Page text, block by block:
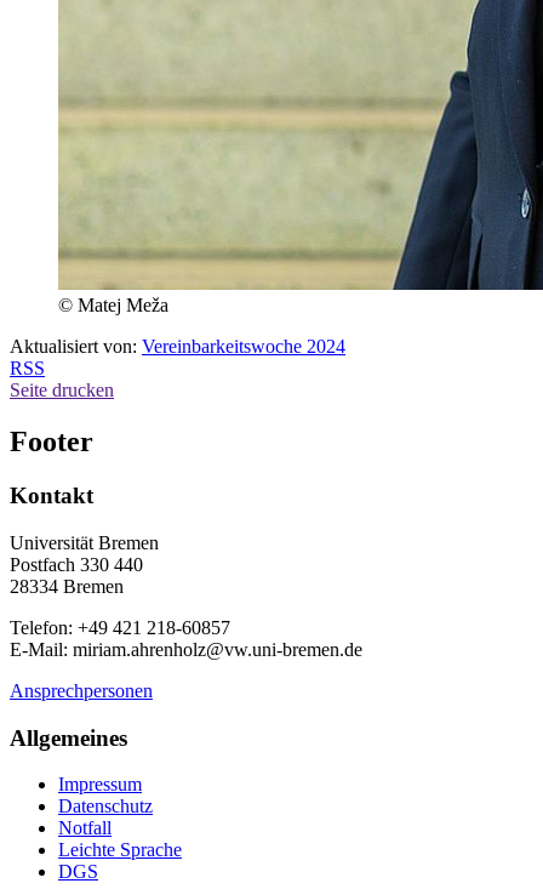
© Matej Meža
Aktualisiert von: Vereinbarkeitswoche 2024
RSS
Seite drucken
Footer
Kontakt
Universität Bremen
Postfach 330 440
28334 Bremen
Telefon: +49 421 218-60857
E-Mail: miriam.ahrenholz@vw.uni-bremen.de
Ansprechpersonen
Allgemeines
Impressum
Datenschutz
Notfall
Leichte Sprache
DGS